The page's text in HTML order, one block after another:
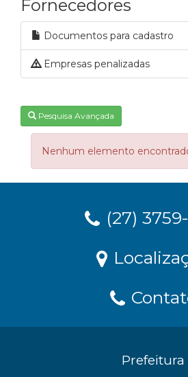
Fornecedores
Documentos para cadastro
Empresas penalizadas
Pesquisa Avançada
Nenhum elemento
(27)
Prefeitura